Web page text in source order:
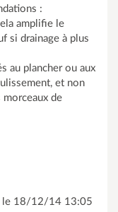
:
amplifie le
si drainage à plus
au plancher ou aux
et non
de
le 18/12/14 13:05